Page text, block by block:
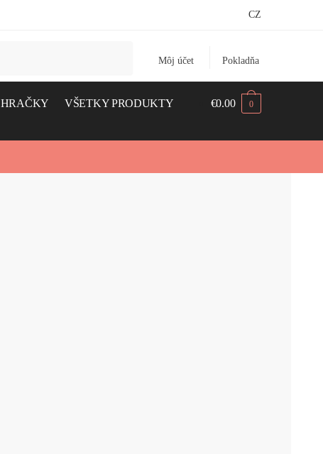
CZ
Môj účet Pokladňa
HRAČKY VŠETKY PRODUKTY €0.00 0